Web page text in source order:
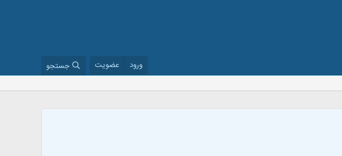
ورود عضویت جستجو